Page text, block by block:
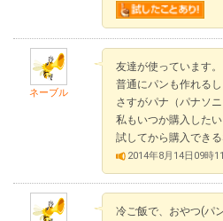
ネーブル
友達が使っています。
普通にパンも作れる
さすがパナ（パナソ
私もいつか購入した
試してから購入でき
2014年8月14日09時
冷ご飯で、おやつ(パ